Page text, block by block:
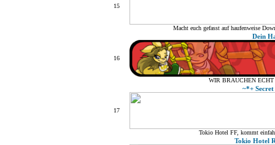
15
Macht euch gefasst auf haufenweise
16
Dein
WIR BRAUCHEN
17
~*+
Tokio Hotel FF, kommt
Tokio Hotel